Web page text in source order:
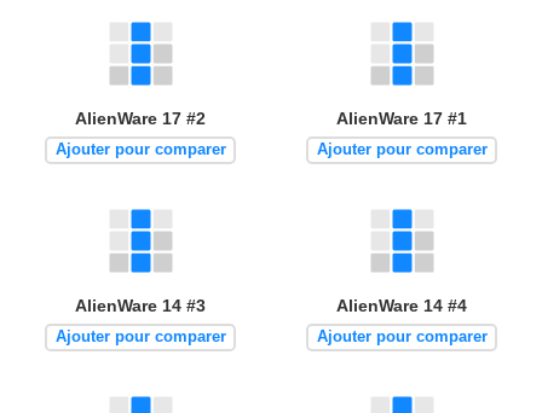
AlienWare 17 #2
Ajouter pour comparer
AlienWare 17 #1
Ajouter pour comparer
AlienWare 14 #3
Ajouter pour comparer
AlienWare 14 #4
Ajouter pour comparer